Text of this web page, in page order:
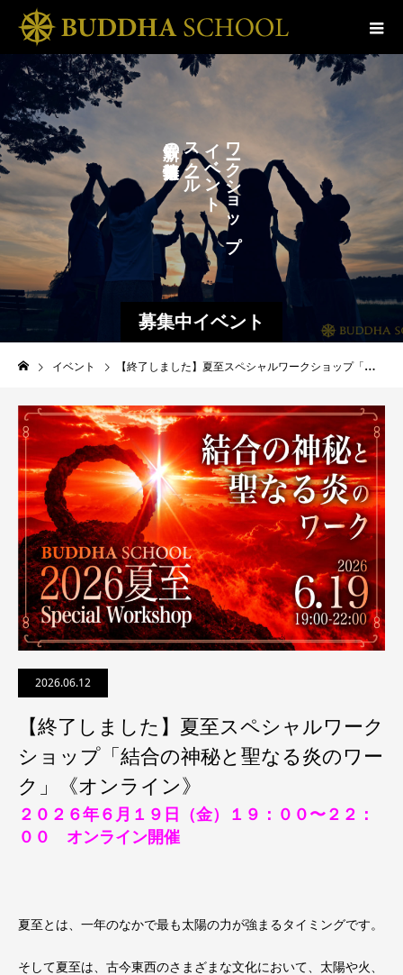
募集中イベント
ワ
ク
シ
ョ
ッ
プ
イ
ベ
ン
ト
ス
ク
ル
の
イベント 【終了しました】夏至スペシャルワークショップ「結合の神秘と聖なる炎のワーク」《オンライン》
2026.06.12
【終了しました】夏至スペシャルワーク
ショップ「結合の神秘と聖なる炎のワー
ク」《オンライン》
２０２６年６月１９日（金）１９：００〜２２：
００ オンライン開催
夏至とは、一年のなかで最も太陽の力が強まるタイミングです。
そして夏至は、古今東西のさまざまな文化において、太陽や火、